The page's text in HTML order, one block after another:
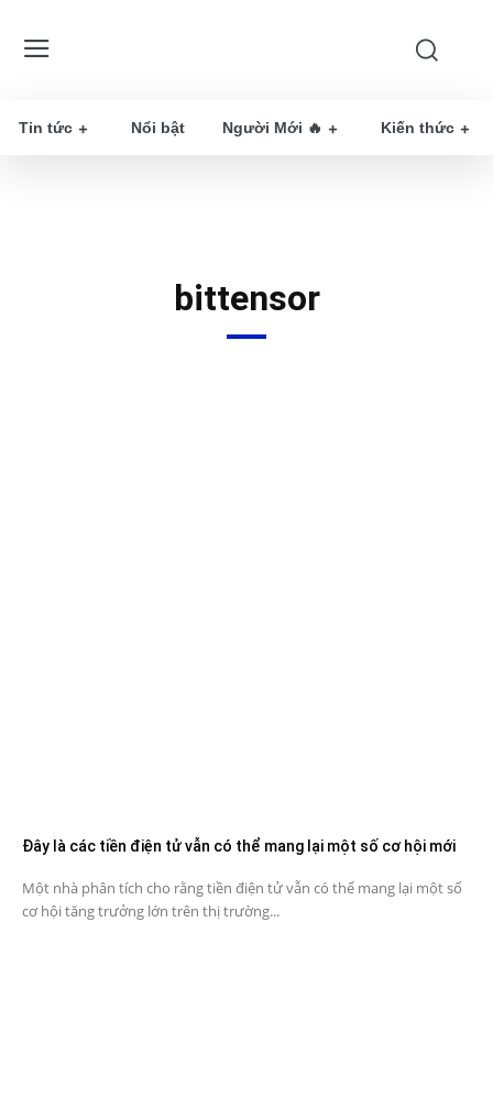
Tin tức Nổi bật Người Mới 🔥 Kiến thức
bittensor
Đây là các tiền điện tử vẫn có thể mang lại một số cơ hội mới
Một nhà phân tích cho rằng tiền điện tử vẫn có thể mang lại một số
cơ hội tăng trưởng lớn trên thị trường...